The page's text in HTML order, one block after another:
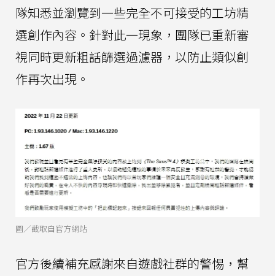
隊知悉並瀏覽到一些完全不可接受的工坊精
選創作內容。針對此一現象，團隊已重新審
視同時更新粗話篩選過濾器，以防止類似創
作再次出現。
圖／截取自官方網站
官方後續補充感謝來自遊戲社群的警惕，幫